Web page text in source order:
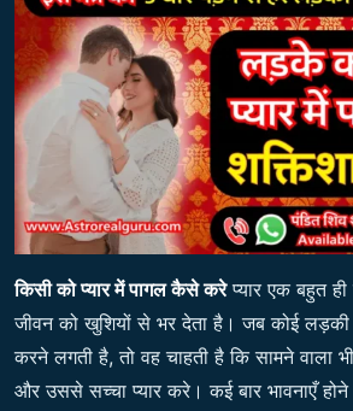
किसी को प्यार में पागल कैसे करेप्यार एक बहुत
जीवन को खुशियों से भर देता है। जब कोई
करने लगती है, तो वह चाहती है कि सामने वाला
और उससे सच्चा प्यार करे। कई बार भावनाएँ